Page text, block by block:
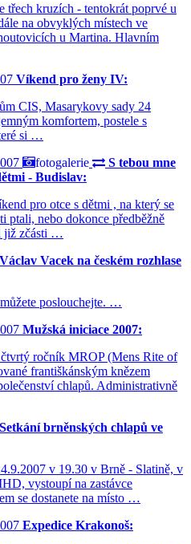
třech kruzích - tentokrát poprvé u
na obvyklých místech ve
u Martina. Hlavním
Víkend pro ženy IV:
CIS, Masarykovy sady 24
komfortem, postele s
si …
fotogalerie
S tebou mne
- Budislav:
pro otce s dětmi , na který se
ptali, nebo dokonce předběžně
již zčásti …
Václav Vacek na českém rozhlase
poslouchejte. …
Mužská iniciace 2007:
ročník MROP (Mens Rite of
františkánským knězem
chlapů. Administrativně
Setkání brněnských chlapů ve
v 19.30 v Brně - Slatině, v
vystoupí na zastávce
se dostanete na místo …
Expedice Krakonoš: